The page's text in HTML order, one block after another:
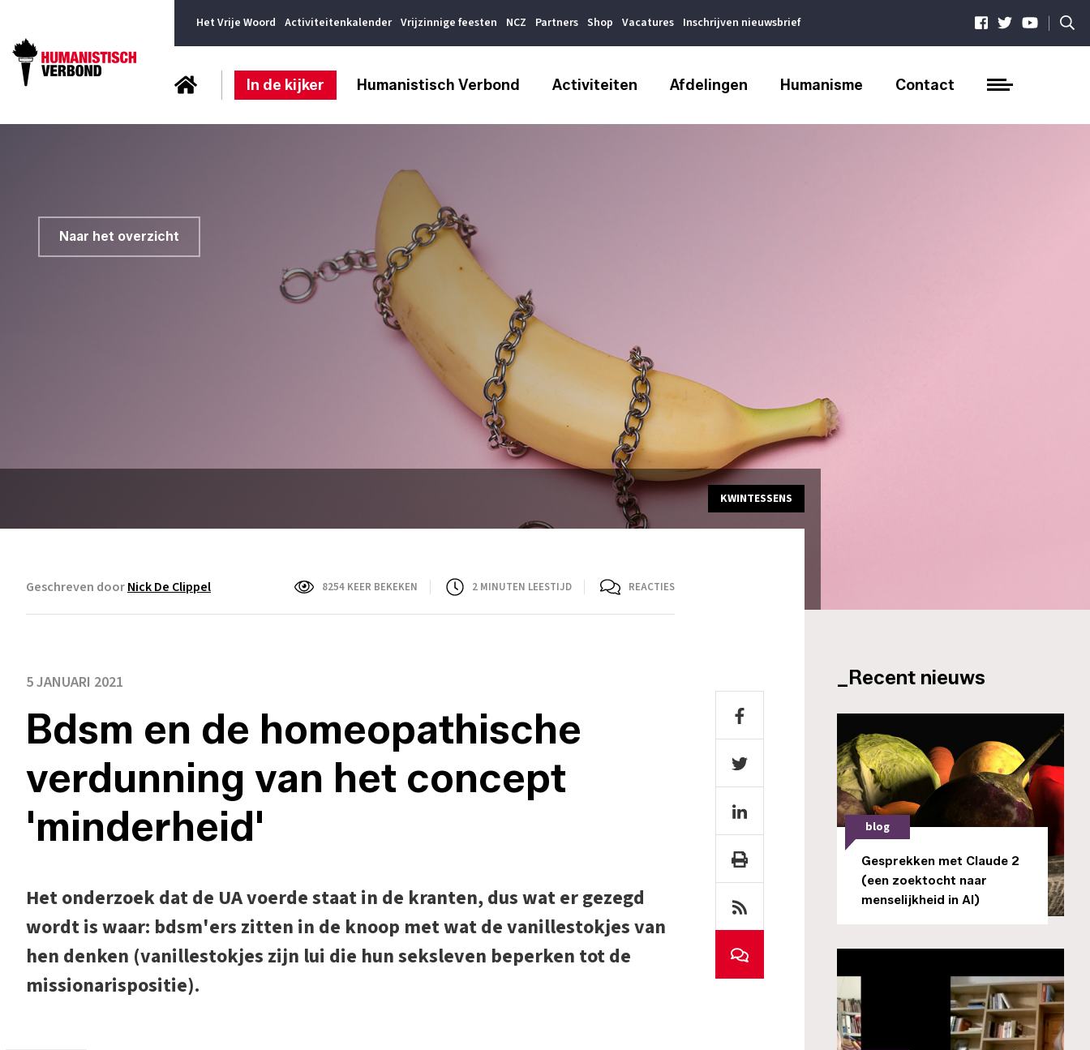
Het Vrije Woord Activiteitenkalender Vrijzinnige feesten NCZ Partners Shop Vacatures Inschrijven nieuwsbrief |
In de kijker Humanistisch Verbond Activiteiten Afdelingen Humanisme Contact
Naar het overzicht
KWINTESSENS
Geschreven doorNick De Clippel 8254 KEER BEKEKEN 2 MINUTEN LEESTIJD REACTIES
5 JANUARI 2021
Bdsm en de homeopathische
verdunning van het concept
'minderheid'
Het onderzoek dat de UA voerde staat in de kranten, dus wat er gezegd
wordt is waar: bdsm'ers zitten in de knoop met wat de vanillestokjes van
hen denken (vanillestokjes zijn lui die hun seksleven beperken tot de
missionarispositie).
_Recent nieuws
blog
Gesprekken met Claude 2
(een zoektocht naar
menselijkheid in AI)